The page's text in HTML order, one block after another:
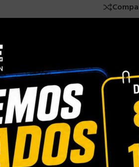
INFORMACIÓN